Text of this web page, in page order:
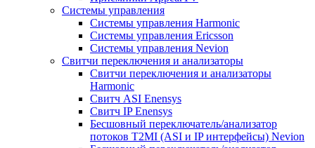
Системы управления
Cистемы управления Harmonic
Cистемы управления Ericsson
Cистемы управления Nevion
Свитчи переключения и анализаторы
Свитчи переключения и анализаторы
Harmonic
Свитч ASI Enensys
Свитч IP Enensys
Бесшовный переключатель/анализатор
потоков T2MI (ASI и IP интерфейсы) Nevion